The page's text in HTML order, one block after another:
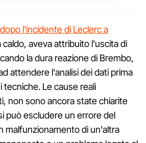
dopo l'incidente di Leclerc a
caldo, aveva attribuito l'uscita di
la dura reazione di Brembo,
attendere l'analisi dei dati prima
tecniche. Le cause reali
non sono ancora state chiarite
può escludere un errore del
malfunzionamento di un'altra